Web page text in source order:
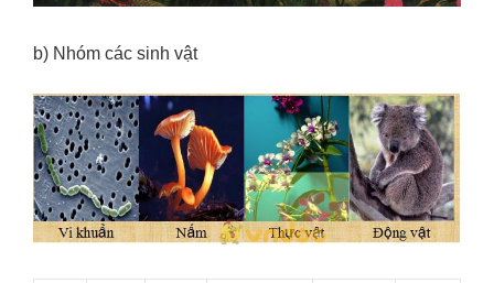
b) Nhóm các sinh vật